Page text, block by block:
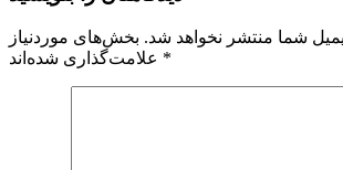
شما منتشر نخواهد شد. بخش‌های موردنیاز
*